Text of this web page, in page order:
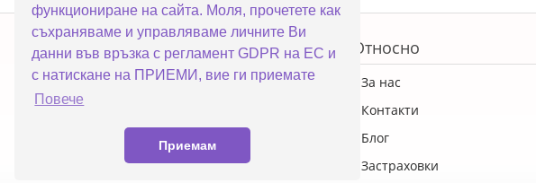
функциониране на сайта. Моля, прочетете как
съхраняваме и управляваме личните Ви
данни във връзка с регламент GDPR на ЕС и
с натискане на ПРИЕМИ, вие ги приемате
Повече
Приемам
ERROR5
Топ категории
ПРОМОЦИИ
Настолни компютри
Смартфони
Относно
За нас
Контакти
Блог
Застраховки